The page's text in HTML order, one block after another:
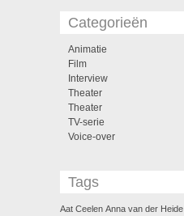
Categorieën
Animatie
Film
Interview
Theater
Theater
TV-serie
Voice-over
Tags
Aat Ceelen Anna van der Heide